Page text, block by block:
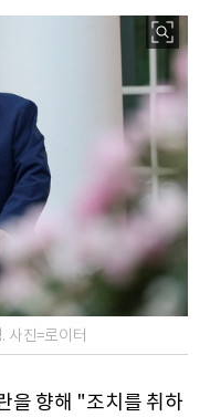
사진=로이터
을 향해 "조치를 취하